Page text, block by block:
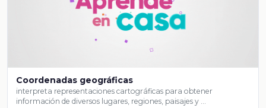
Coordenadas geográficas
interpreta representaciones cartográficas para obtener
información de diversos lugares, regiones, paisajes y …